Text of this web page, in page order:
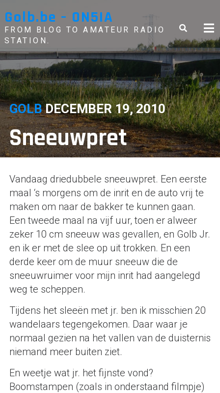
to
content
Golb.be – ON5IA
FROM BLOG TO AMATEUR RADIO
STATION.
GOLB DECEMBER 19, 2010
Sneeuwpret
Vandaag driedubbele sneeuwpret. Een eerste
maal ‘s morgens om de inrit en de auto vrij te
maken om naar de bakker te kunnen gaan.
Een tweede maal na vijf uur, toen er alweer
zeker 10 cm sneeuw was gevallen, en Golb Jr.
en ik er met de slee op uit trokken. En een
derde keer om de muur sneeuw die de
sneeuwruimer voor mijn inrit had aangelegd
weg te scheppen.
Tijdens het sleeën met jr. ben ik misschien 20
wandelaars tegengekomen. Daar waar je
normaal gezien na het vallen van de duisternis
niemand meer buiten ziet.
En weetje wat jr. het fijnste vond?
Boomstampen (zoals in onderstaand filmpje)